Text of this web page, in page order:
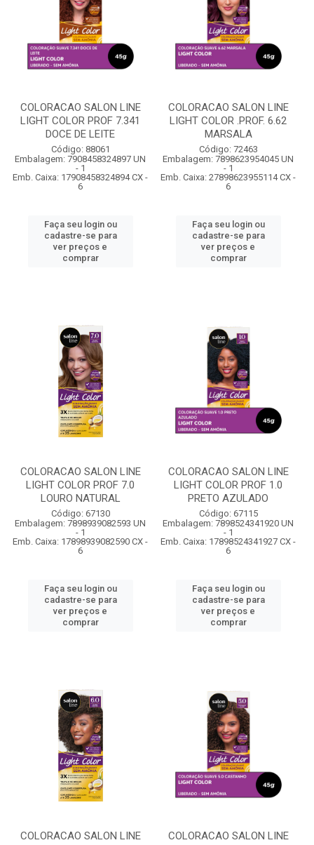
COLORACAO SALON LINE
LIGHT COLOR PROF 7.341
DOCE DE LEITE
Código: 88061
Embalagem: 7908458324897 UN
- 1
Emb. Caixa: 17908458324894 CX -
6
Faça seu login ou
cadastre-se para
ver preços e
comprar
COLORACAO SALON LINE
LIGHT COLOR .PROF. 6.62
MARSALA
Código: 72463
Embalagem: 7898623954045 UN
- 1
Emb. Caixa: 27898623955114 CX -
6
Faça seu login ou
cadastre-se para
ver preços e
comprar
COLORACAO SALON LINE
LIGHT COLOR PROF 7.0
LOURO NATURAL
Código: 67130
Embalagem: 7898939082593 UN
- 1
Emb. Caixa: 17898939082590 CX -
6
Faça seu login ou
cadastre-se para
ver preços e
comprar
COLORACAO SALON LINE
LIGHT COLOR PROF 1.0
PRETO AZULADO
Código: 67115
Embalagem: 7898524341920 UN
- 1
Emb. Caixa: 17898524341927 CX -
6
Faça seu login ou
cadastre-se para
ver preços e
comprar
COLORACAO SALON LINE
COLORACAO SALON LINE